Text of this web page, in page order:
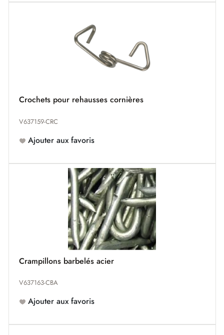
Crochets pour rehausses cornières
V637159-CRC
Ajouter aux favoris
Crampillons barbelés acier
V637163-CBA
Ajouter aux favoris